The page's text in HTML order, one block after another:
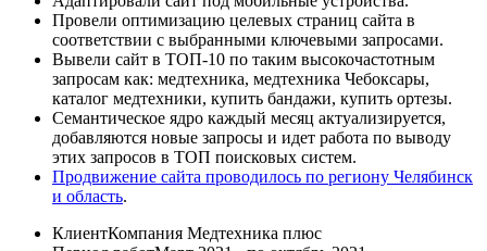
Провели оптимизацию целевых страниц сайта в
соответствии с выбранными ключевыми запросами.
Вывели сайт в ТОП-10 по таким высокочастотным
запросам как: медтехника, медтехника Чебоксары,
каталог медтехники, купить бандажи, купить ортезы.
Семантическое ядро каждый месяц актуализируется,
добавляются новые запросы и идет работа по выводу
этих запросов в ТОП поисковых систем.
Продвижение сайта проводилось по региону Челябинск
и область.
КлиентКомпания Медтехника плюс